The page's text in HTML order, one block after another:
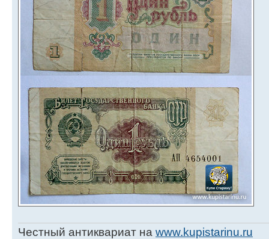
Честный антиквариат на www.kupistarinu.ru